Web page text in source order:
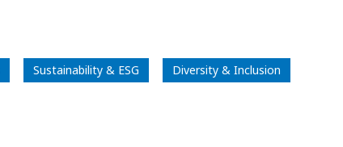
Sustainability & ESG Diversity & Inclusion